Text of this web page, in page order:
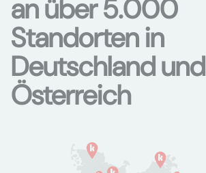
an über 5.000
Standorten in
Deutschland und
Österreich